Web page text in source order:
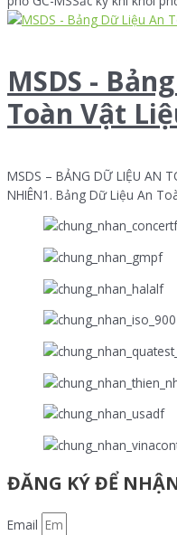
MSDS -
Toàn Vật
MSDS – BẢNG DỮ LIỆU AN
NHIÊN1. Bảng Dữ Liệu An
ĐĂNG KÝ ĐỂ
Email